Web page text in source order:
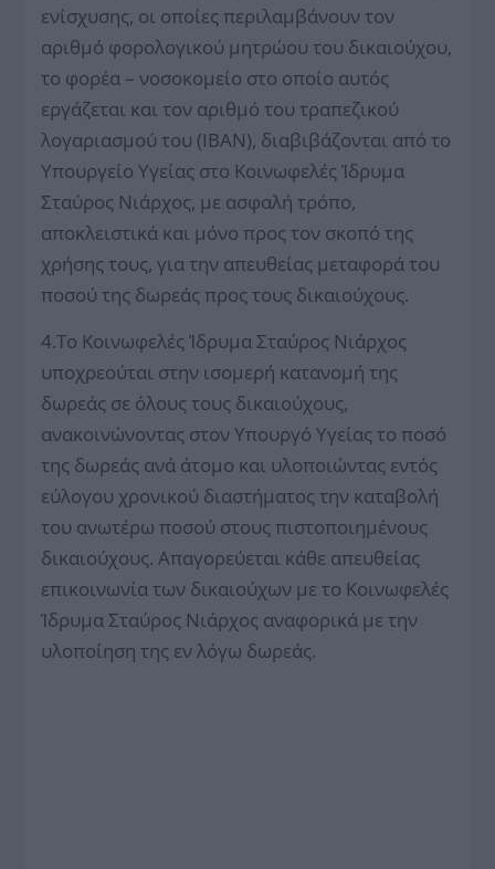
ενίσχυσης, οι οποίες περιλαμβάνουν τον
αριθμό φορολογικού μητρώου του δικαιούχου,
το φορέα – νοσοκομείο στο οποίο αυτός
εργάζεται και τον αριθμό του τραπεζικού
λογαριασμού του (IBAN), διαβιβάζονται από το
Υπουργείο Υγείας στο Κοινωφελές Ίδρυμα
Σταύρος Νιάρχος, με ασφαλή τρόπο,
αποκλειστικά και μόνο προς τον σκοπό της
χρήσης τους, για την απευθείας μεταφορά του
ποσού της δωρεάς προς τους δικαιούχους.
4.Το Κοινωφελές Ίδρυμα Σταύρος Νιάρχος
υποχρεούται στην ισομερή κατανομή της
δωρεάς σε όλους τους δικαιούχους,
ανακοινώνοντας στον Υπουργό Υγείας το ποσό
της δωρεάς ανά άτομο και υλοποιώντας εντός
εύλογου χρονικού διαστήματος την καταβολή
του ανωτέρω ποσού στους πιστοποιημένους
δικαιούχους. Απαγορεύεται κάθε απευθείας
επικοινωνία των δικαιούχων με το Κοινωφελές
Ίδρυμα Σταύρος Νιάρχος αναφορικά με την
υλοποίηση της εν λόγω δωρεάς.